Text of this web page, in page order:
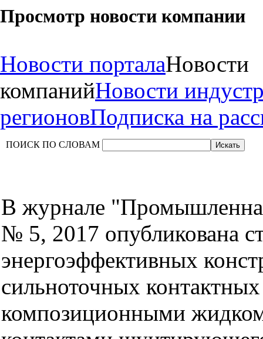
Просмотр новости компании
Новости порталаНовости
компанийНовости
регионовПодписка на
ПОИСК ПО СЛОВАМ
В журнале
№ 5, 2017 опубликована
энергоэффективных
сильноточных
композиционными